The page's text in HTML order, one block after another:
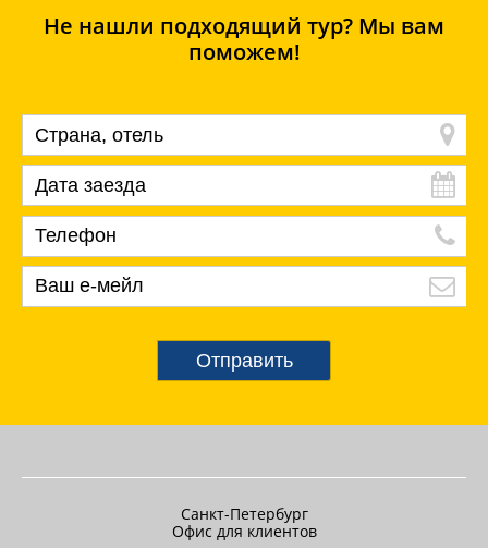
Не нашли подходящий тур? Мы вам
поможем!
Отправить
Санкт-Петербург
Офис для клиентов